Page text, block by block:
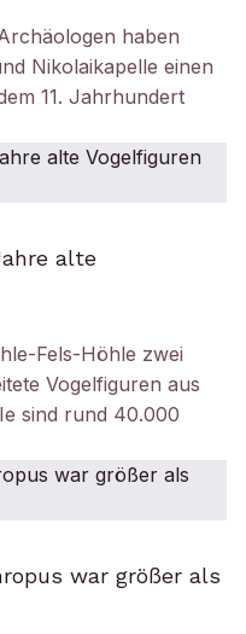
haben
Nikolaikapelle einen
11. Jahrhundert
alte
Fels-Höhle zwei
Vogelfiguren aus
sind rund 40.000
war größer als